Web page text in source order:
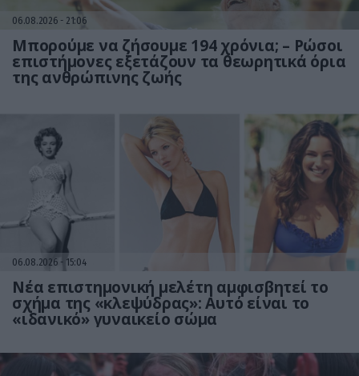
06.08.2026 21:06
Μπορούμε να ζήσουμε 194 χρόνια; – Ρώσοι
επιστήμονες εξετάζουν τα θεωρητικά όρια
της ανθρώπινης ζωής
06.08.2026 15:04
Νέα επιστημονική μελέτη αμφισβητεί το
σχήμα της «κλεψύδρας»: Αυτό είναι το
«ιδανικό» γυναικείο σώμα